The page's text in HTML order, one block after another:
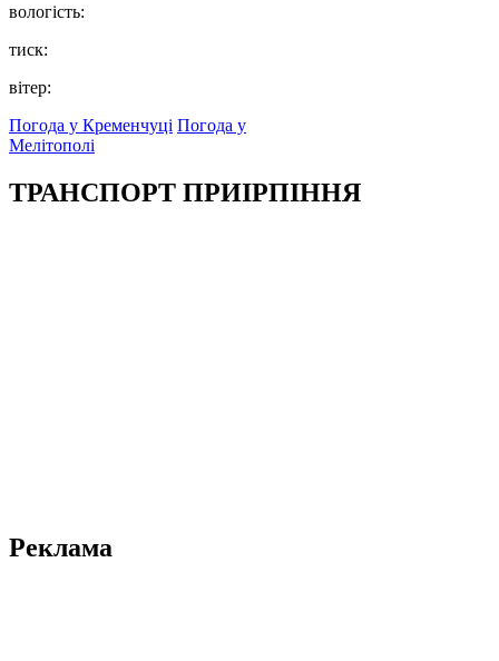
вологість:
тиск:
вітер:
Погода у Кременчуці Погода у
Мелітополі
ТРАНСПОРТ ПРИІРПІННЯ
Реклама